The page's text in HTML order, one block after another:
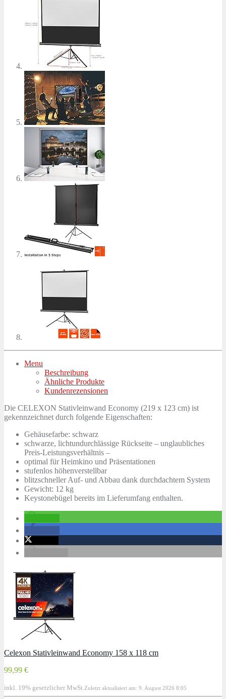
Menu
Beschreibung
Ähnliche Produkte
Kundenrezensionen
Die CELEXON Stativleinwand Economy (219 x 123 cm) ist
gekennzeichnet durch folgende Eigenschaften:
Gehäusefarbe: schwarz
schwarze, lichtundurchlässige Rückseite – unglaubliches
Preis-Leistungsverhältnis –
optimal für Heimkino und Präsentationen
stufenlos höhenverstellbar
blitzschneller Auf- und Abbau dank durchdachtem System
Gewicht: 12 kg
Keystonebügel bereits im Lieferumfang enthalten.
Celexon Stativleinwand Economy 158 x 118 cm
99,99 €
inkl. 19% gesetzlicher MwSt. Zuletzt aktualisiert am: 9. August 2026 8:05